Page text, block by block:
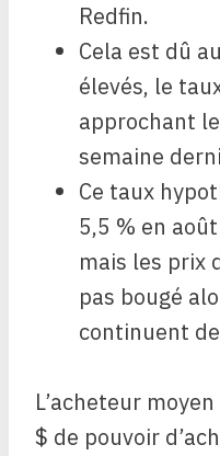
Redfin.
Cela est dû
élevés, le
approchant
semaine
Ce taux
5,5 % en
mais les prix
pas bougé
continuent
L’acheteur
$ de pouvoir